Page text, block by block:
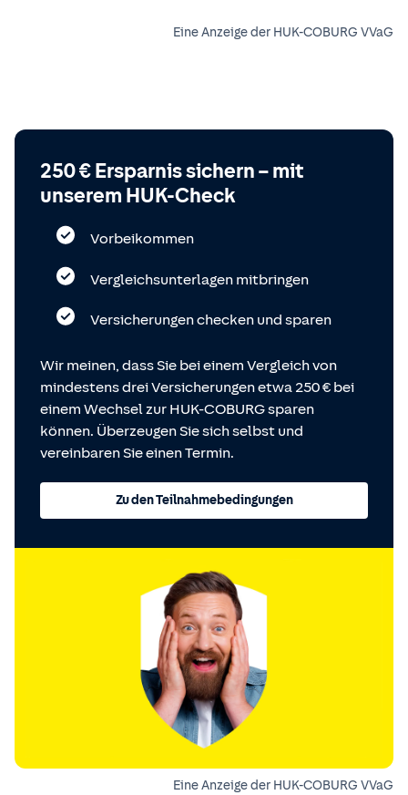
Eine Anzeige der HUK-COBURG VVaG
250 € Ersparnis sichern – mit
unserem HUK-Check
Vorbeikommen
Vergleichsunterlagen mitbringen
Versicherungen checken und sparen
Wir meinen, dass Sie bei einem Vergleich von
mindestens drei Versicherungen etwa 250 € bei
einem Wechsel zur HUK-COBURG sparen
können. Überzeugen Sie sich selbst und
vereinbaren Sie einen Termin.
Zu den Teilnahmebedingungen
Eine Anzeige der HUK-COBURG VVaG